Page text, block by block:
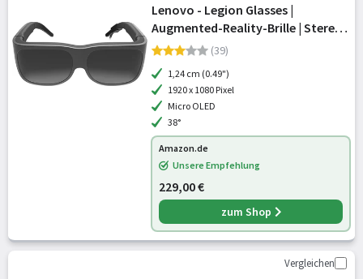
Lenovo - Legion Glasses |
Augmented-Reality-Brille | Stereo
Audio | Micro OLED | 60Hz | Plug &
(39)
1,24 cm (0.49")
1920 x 1080 Pixel
Micro OLED
38°
Amazon.de
Unsere Empfehlung
229,00 €
zum Shop
Vergleichen